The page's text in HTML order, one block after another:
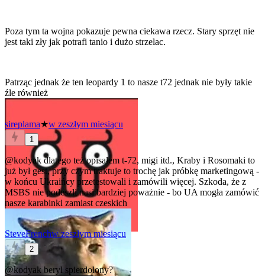
Poza tym ta wojna pokazuje pewna ciekawa rzecz. Stary sprzęt nie
jest taki zły jak potrafi tanio i dużo strzelac.
Patrząc jednak że ten leopardy 1 to nasze t72 jednak nie były takie
źle również
sireplama★w zeszłym miesiącu
1
@kodyakdlatego też opisałem t-72, migi itd., Kraby i Rosomaki to
już był gest, przy czym traktuje to trochę jak próbkę marketingową -
w końcu Ukraińcy przetestowali i zamówili więcej. Szkoda, że z
MSBS nie podeszli nasi bardziej poważnie - bo UA mogła zamówić
nasze karabinki zamiast czeskich
SteveFrenchw zeszłym miesiącu
2
@kodyakberyl spierdolony?